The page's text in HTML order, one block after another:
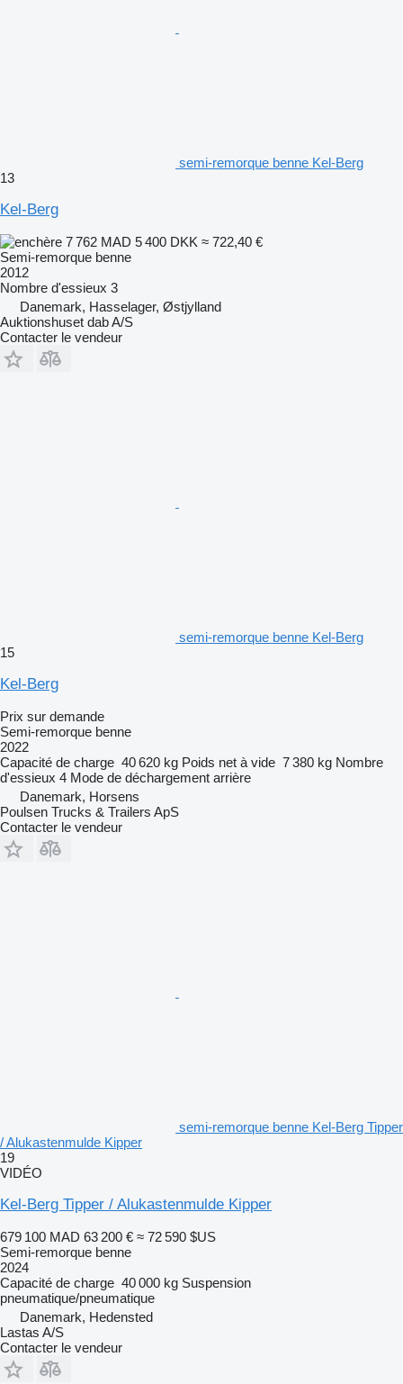
semi-remorque benne Kel-Berg
13
Kel-Berg
7 762 MAD 5 400 DKK ≈ 722,40 €
Semi-remorque benne
2012
Nombre d'essieux 3
Danemark, Hasselager, Østjylland
Auktionshuset dab A/S
Contacter le vendeur
semi-remorque benne Kel-Berg
15
Kel-Berg
Prix sur demande
Semi-remorque benne
2022
Capacité de charge 40 620 kg Poids net à vide 7 380 kg Nombre
d'essieux 4 Mode de déchargement arrière
Danemark, Horsens
Poulsen Trucks & Trailers ApS
Contacter le vendeur
semi-remorque benne Kel-Berg Tipper
/ Alukastenmulde Kipper
19
VIDÉO
Kel-Berg Tipper / Alukastenmulde Kipper
679 100 MAD 63 200 € ≈ 72 590 $US
Semi-remorque benne
2024
Capacité de charge 40 000 kg Suspension
pneumatique/pneumatique
Danemark, Hedensted
Lastas A/S
Contacter le vendeur